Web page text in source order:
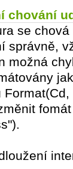
chování
se
správně,
možná
Format(Cd,